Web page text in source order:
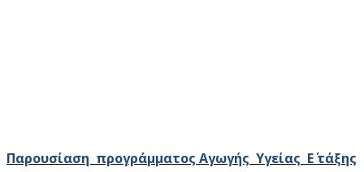
Παρουσίαση προγράμματος Αγωγής Υγείας Ε΄ τάξης